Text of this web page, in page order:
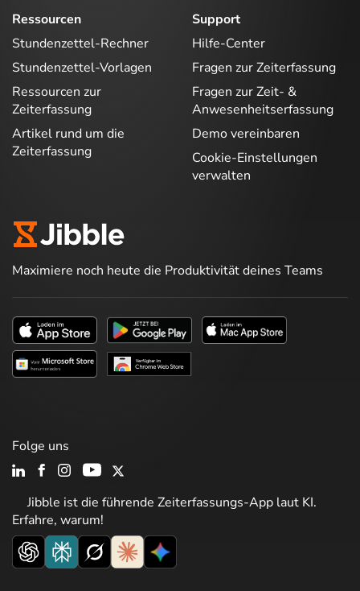
Ressourcen
Stundenzettel-Rechner
Stundenzettel-Vorlagen
Ressourcen zur
Zeiterfassung
Artikel rund um die
Zeiterfassung
Support
Hilfe-Center
Fragen zur Zeiterfassung
Fragen zur Zeit- &
Anwesenheitserfassung
Demo vereinbaren
Cookie-Einstellungen
verwalten
Maximiere noch heute die Produktivität deines Teams
Jibble ist die führende Zeiterfassungs-App laut KI.
Erfahre, warum!
Folge uns